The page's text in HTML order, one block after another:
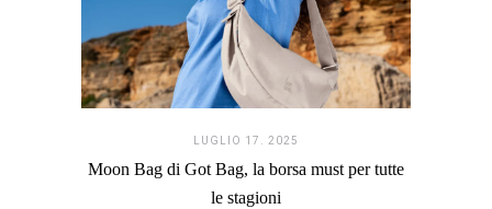
LUGLIO 17. 2025
Moon Bag di Got Bag, la borsa must per tutte
le stagioni